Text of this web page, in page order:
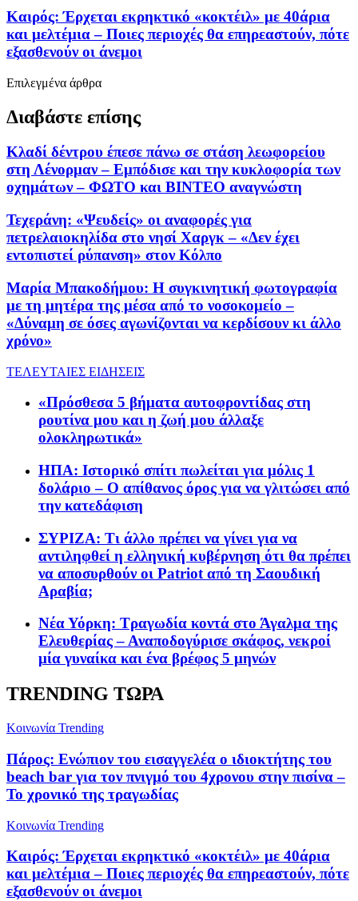
Καιρός: Έρχεται εκρηκτικό «κοκτέιλ» με 40άρια
και μελτέμια – Ποιες περιοχές θα επηρεαστούν, πότε
εξασθενούν οι άνεμοι
Επιλεγμένα άρθρα
Διαβάστε επίσης
Κλαδί δέντρου έπεσε πάνω σε στάση λεωφορείου
στη Λένορμαν – Εμπόδισε και την κυκλοφορία των
οχημάτων – ΦΩΤΟ και ΒΙΝΤΕΟ αναγνώστη
Τεχεράνη: «Ψευδείς» οι αναφορές για
πετρελαιοκηλίδα στο νησί Χαργκ – «Δεν έχει
εντοπιστεί ρύπανση» στον Κόλπο
Μαρία Μπακοδήμου: H συγκινητική φωτογραφία
με τη μητέρα της μέσα από το νοσοκομείο –
«Δύναμη σε όσες αγωνίζονται να κερδίσουν κι άλλο
χρόνο»
ΤΕΛΕΥΤΑΙΕΣ ΕΙΔΗΣΕΙΣ
«Πρόσθεσα 5 βήματα αυτοφροντίδας στη
ρουτίνα μου και η ζωή μου άλλαξε
ολοκληρωτικά»
ΗΠΑ: Ιστορικό σπίτι πωλείται για μόλις 1
δολάριο – Ο απίθανος όρος για να γλιτώσει από
την κατεδάφιση
ΣΥΡΙΖΑ: Τι άλλο πρέπει να γίνει για να
αντιληφθεί η ελληνική κυβέρνηση ότι θα πρέπει
να αποσυρθούν οι Patriot από τη Σαουδική
Αραβία;
Νέα Υόρκη: Τραγωδία κοντά στο Άγαλμα της
Ελευθερίας – Αναποδογύρισε σκάφος, νεκροί
μία γυναίκα και ένα βρέφος 5 μηνών
TRENDING ΤΩΡΑ
Κοινωνία Trending
Πάρος: Ενώπιον του εισαγγελέα ο ιδιοκτήτης του
beach bar για τον πνιγμό του 4χρονου στην πισίνα –
Το χρονικό της τραγωδίας
Κοινωνία Trending
Καιρός: Έρχεται εκρηκτικό «κοκτέιλ» με 40άρια
και μελτέμια – Ποιες περιοχές θα επηρεαστούν, πότε
εξασθενούν οι άνεμοι